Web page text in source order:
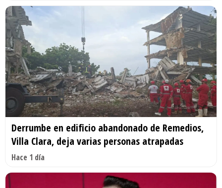
Derrumbe en edificio abandonado de Remedios,
Villa Clara, deja varias personas atrapadas
Hace 1 día